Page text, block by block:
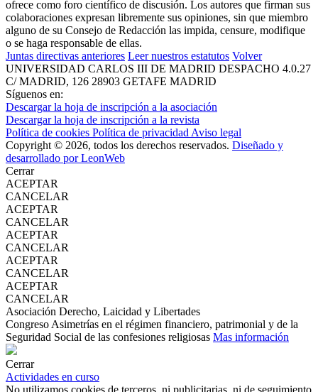
ofrece como foro científico de discusión. Los autores que firman sus
colaboraciones expresan libremente sus opiniones, sin que miembro
alguno de su Consejo de Redacción las impida, censure, modifique
o se haga responsable de ellas.
Juntas directivas anteriores Leer nuestros estatutos Volver
UNIVERSIDAD CARLOS III DE MADRID DESPACHO 4.0.27
C/ MADRID, 126 28903 GETAFE MADRID
Síguenos en:
Descargar la hoja de inscripción a la asociación
Descargar la hoja de inscripción a la revista
Política de cookies Política de privacidad Aviso legal
Copyright © 2026, todos los derechos reservados. Diseñado y
desarrollado por LeonWeb
Cerrar
ACEPTAR
CANCELAR
ACEPTAR
CANCELAR
ACEPTAR
CANCELAR
ACEPTAR
CANCELAR
ACEPTAR
CANCELAR
Asociación Derecho, Laicidad y Libertades
Congreso Asimetrías en el régimen financiero, patrimonial y de la
Seguridad Social de las confesiones religiosas Mas información
Cerrar
Actividades en curso
No utilizamos cookies de terceros, ni publicitarias, ni de seguimiento